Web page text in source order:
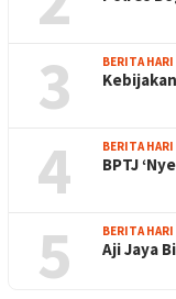
3 BERITA
4 BERITA
BPTJ
5 BERITA
Aji Jaya